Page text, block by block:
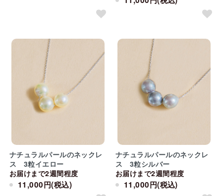
ナチュラルパールのネックレ
ス 3粒イエロー
お届けまで2週間程度
11,000円(税込)
ナチュラルパールのネックレ
ス 3粒シルバー
お届けまで2週間程度
11,000円(税込)